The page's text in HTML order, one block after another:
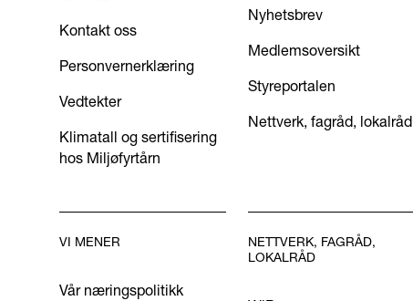
Kontakt oss
Personvernerklæring
Vedtekter
Klimatall og sertifisering
hos Miljøfyrtårn
Nyhetsbrev
Medlemsoversikt
Styreportalen
Nettverk, fagråd, lokalråd
VI MENER
Vår næringspolitikk
NETTVERK, FAGRÅD,
LOKALRÅD